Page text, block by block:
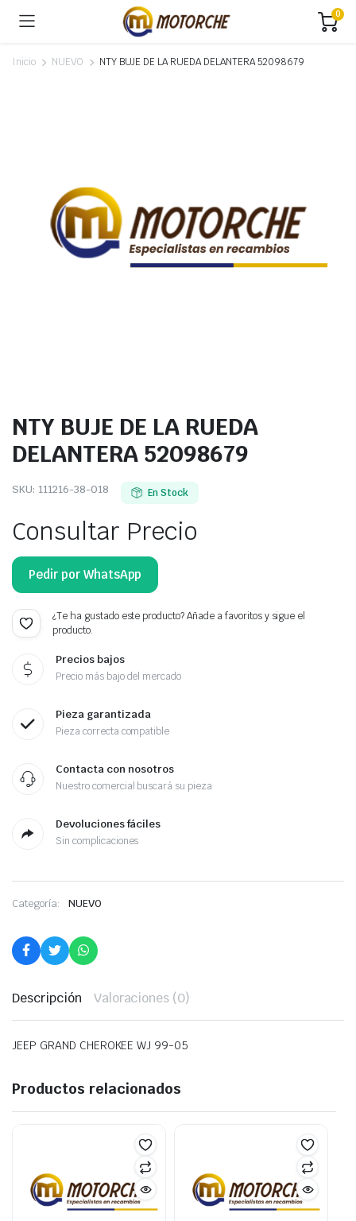
0
Inicio NUEVO NTY BUJE DE LA RUEDA DELANTERA 52098679
NTY BUJE DE LA RUEDA
DELANTERA 52098679
SKU: 111216-38-018 En Stock
Consultar Precio
Pedir por WhatsApp
¿Te ha gustado este producto? Añade a favoritos y sigue el
producto.
Precios bajos
Precio más bajo del mercado
Pieza garantizada
Pieza correcta compatible
Contacta con nosotros
Nuestro comercial buscará su pieza
Devoluciones fáciles
Sin complicaciones
Categoría: NUEVO
Descripción Valoraciones (0)
JEEP GRAND CHEROKEE WJ 99-05
Productos relacionados